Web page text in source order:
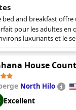
bed and breakfast offre
pour les adultes en
luxuriants et le
l'atmosphère
House
North Hilo
Excellent